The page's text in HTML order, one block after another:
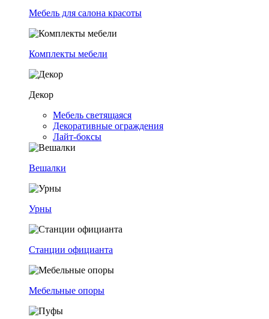
Мебель для салона красоты
Комплекты мебели
Декор
Мебель светящаяся
Декоративные ограждения
Лайт-боксы
Вешалки
Урны
Станции официанта
Мебельные опоры